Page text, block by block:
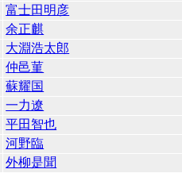
富士田明彦
余正麒
大淵浩太郎
仲邑菫
蘇耀国
一力遼
平田智也
河野臨
外柳是聞